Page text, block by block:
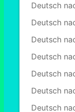
Deutsch
Deutsch
Deutsch
Deutsch
Deutsch
Deutsch
Deutsch